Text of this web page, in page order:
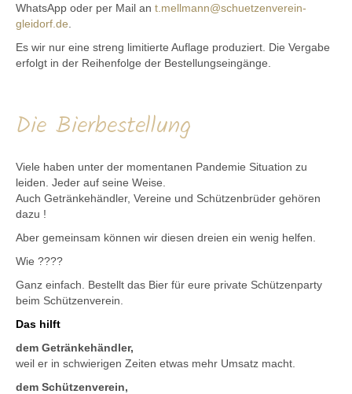
WhatsApp oder per Mail an t.mellmann@schuetzenverein-
gleidorf.de
Es wir nur eine streng limitierte Auflage produziert. Die Vergabe
erfolgt in der Reihenfolge der Bestellungseingänge.
Die Bierbestellung
Viele haben unter der momentanen Pandemie Situation zu
leiden. Jeder auf seine Weise.
Auch Getränkehändler, Vereine und Schützenbrüder gehören
dazu !
Aber gemeinsam können wir diesen dreien ein wenig helfen.
Wie ????
Ganz einfach. Bestellt das Bier für eure private Schützenparty
beim Schützenverein.
Das hilft
dem Getränkehändler,
weil er in schwierigen Zeiten etwas mehr Umsatz macht.
dem Schützenverein,